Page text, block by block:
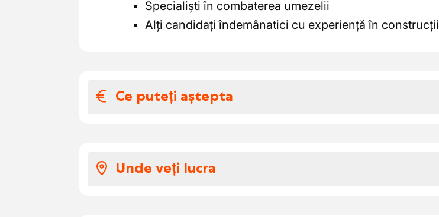
Specialiști în combaterea umezelii
Alți candidați îndemânatici cu experiență în construcții
Ce puteți aștepta
următoarele beneficii:
Unde veți lucra